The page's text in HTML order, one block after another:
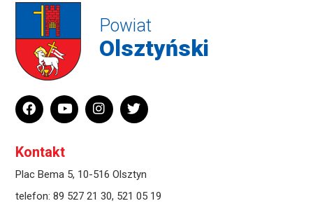
Powiat
Olsztyński
Kontakt
Plac Bema 5, 10-516 Olsztyn
telefon: 89 527 21 30, 521 05 19